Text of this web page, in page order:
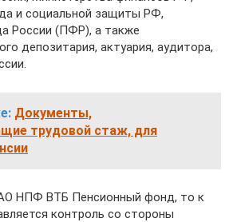
и социальной защиты РФ,
России (ПФР), а также
депозитария, актуария, аудитора,
Документы,
трудовой стаж, для
НПФ ВТБ Пенсионный фонд, то к
контроль со стороны